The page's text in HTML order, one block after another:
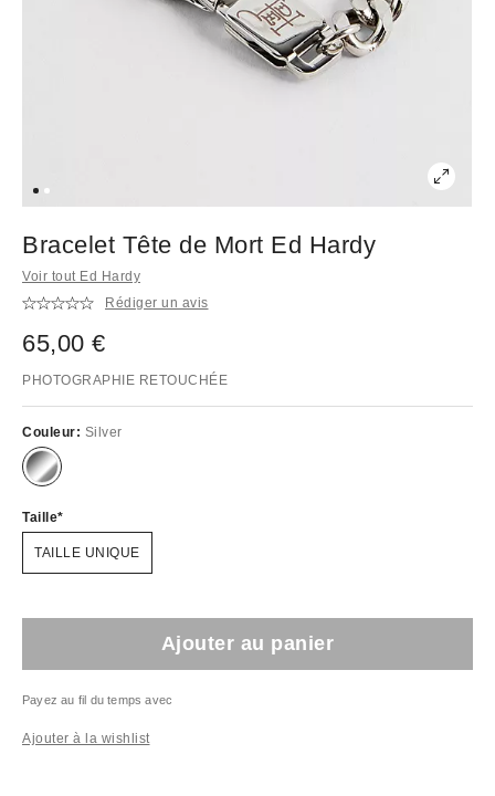
Bracelet Tête de Mort Ed Hardy
Voir tout Ed Hardy
Rédiger un avis
65,00 €
PHOTOGRAPHIE RETOUCHÉE
Couleur: Silver
Taille
TAILLE UNIQUE
Ajouter au panier
Payez au fil du temps avec
Ajouter à la wishlist